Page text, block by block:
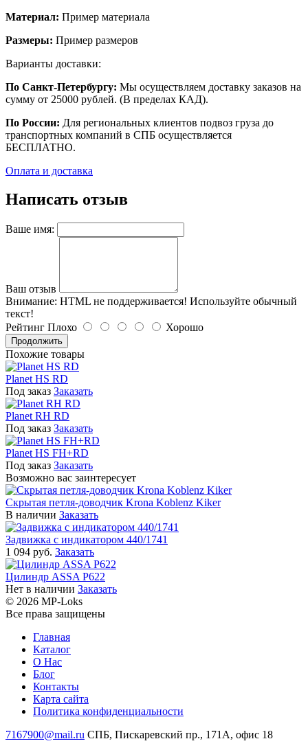
Материал: Пример материала
Размеры: Пример размеров
Варианты доставки:
По Санкт-Петербургу: Мы осуществляем доставку заказов на
сумму от 25000 рублей. (В пределах КАД).
По России: Для региональных клиентов подвоз груза до
транспортных компаний в СПБ осуществляется
БЕСПЛАТНО.
Оплата и доставка
Написать отзыв
Ваше имя:
Ваш отзыв
Внимание: HTML не поддерживается! Используйте обычный
текст!
Рейтинг Плохо Хорошо
Продолжить
Похожие товары
Planet HS RD
Под заказ Заказать
Planet RH RD
Под заказ Заказать
Planet HS FH+RD
Под заказ Заказать
Возможно вас заинтересует
Скрытая петля-доводчик Krona Koblenz Kiker
В наличии Заказать
Задвижка с индикатором 440/1741
1 094 руб. Заказать
Цилиндр ASSA P622
Нет в наличии Заказать
© 2026 MP-Loks
Все права защищены
Главная
Каталог
О Нас
Блог
Контакты
Карта сайта
Политика конфиденциальности
7167900@mail.ru СПБ, Пискаревский пр., 171А, офис 18